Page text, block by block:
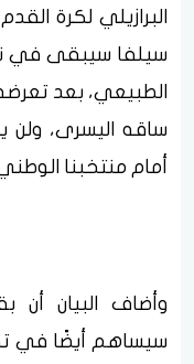
البرازيلي لكرة
سيلفا سيبقى في
الطبيعي، بعد
ساقه اليسرى، ولن
أمام منتخبنا
وأضاف البيان أن
سيساهم أيضًا في